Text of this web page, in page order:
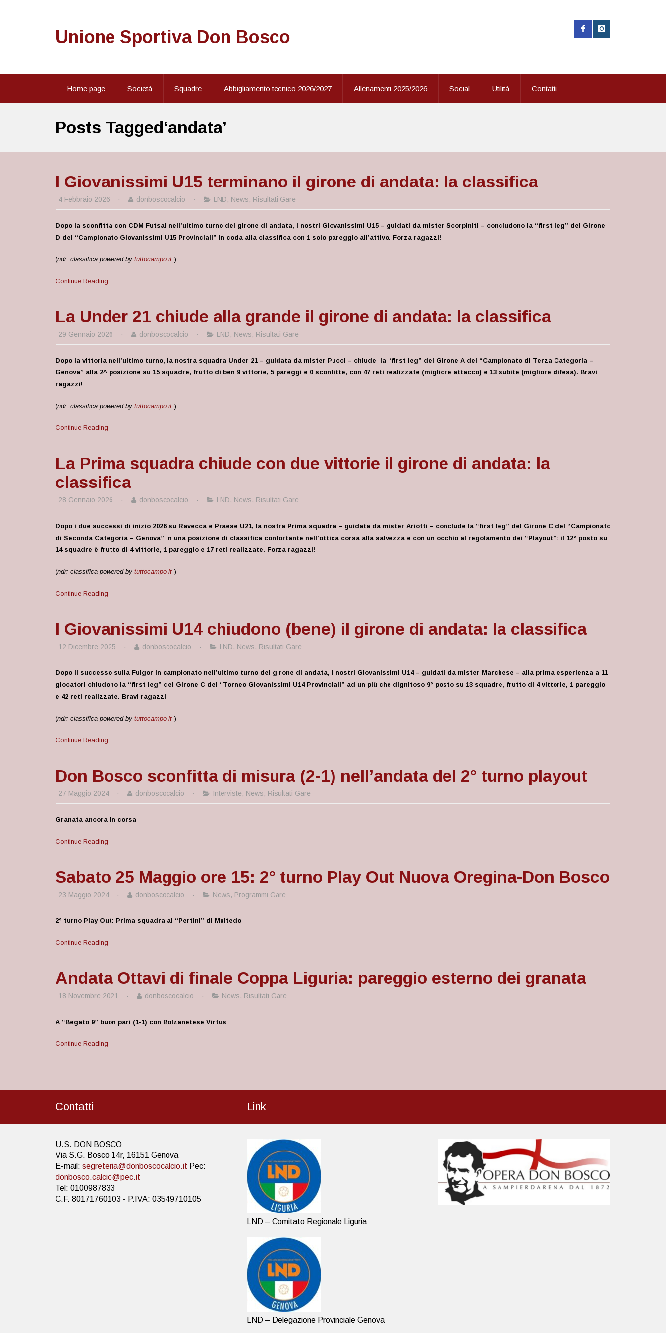
Unione Sportiva Don Bosco
Home page Società Squadre Abbigliamento tecnico 2026/2027 Allenamenti 2025/2026 Social Utilità Contatti
Posts Tagged‘andata’
I Giovanissimi U15 terminano il girone di andata: la classifica
4 Febbraio 2026 · donboscocalcio · LND, News, Risultati Gare
Dopo la sconfitta con CDM Futsal nell’ultimo turno del girone di andata, i nostri Giovanissimi U15 – guidati da mister Scorpiniti – concludono la “first leg” del Girone
D del “Campionato Giovanissimi U15 Provinciali” in coda alla classifica con 1 solo pareggio all’attivo. Forza ragazzi!
(ndr: classifica powered by tuttocampo.it )
Continue Reading
La Under 21 chiude alla grande il girone di andata: la classifica
29 Gennaio 2026 · donboscocalcio · LND, News, Risultati Gare
Dopo la vittoria nell’ultimo turno, la nostra squadra Under 21 – guidata da mister Pucci – chiude la “first leg” del Girone A del “Campionato di Terza Categoria –
Genova” alla 2^ posizione su 15 squadre, frutto di ben 9 vittorie, 5 pareggi e 0 sconfitte, con 47 reti realizzate (migliore attacco) e 13 subite (migliore difesa). Bravi
ragazzi!
(ndr: classifica powered by tuttocampo.it )
Continue Reading
La Prima squadra chiude con due vittorie il girone di andata: la
classifica
28 Gennaio 2026 · donboscocalcio · LND, News, Risultati Gare
Dopo i due successi di inizio 2026 su Ravecca e Praese U21, la nostra Prima squadra – guidata da mister Ariotti – conclude la “first leg” del Girone C del “Campionato
di Seconda Categoria – Genova” in una posizione di classifica confortante nell’ottica corsa alla salvezza e con un occhio al regolamento dei “Playout”: il 12° posto su
14 squadre è frutto di 4 vittorie, 1 pareggio e 17 reti realizzate. Forza ragazzi!
(ndr: classifica powered by tuttocampo.it )
Continue Reading
I Giovanissimi U14 chiudono (bene) il girone di andata: la classifica
12 Dicembre 2025 · donboscocalcio · LND, News, Risultati Gare
Dopo il successo sulla Fulgor in campionato nell’ultimo turno del girone di andata, i nostri Giovanissimi U14 – guidati da mister Marchese – alla prima esperienza a 11
giocatori chiudono la “first leg” del Girone C del “Torneo Giovanissimi U14 Provinciali” ad un più che dignitoso 9° posto su 13 squadre, frutto di 4 vittorie, 1 pareggio
e 42 reti realizzate. Bravi ragazzi!
(ndr: classifica powered by tuttocampo.it )
Continue Reading
Don Bosco sconfitta di misura (2-1) nell’andata del 2° turno playout
27 Maggio 2024 · donboscocalcio · Interviste, News, Risultati Gare
Granata ancora in corsa
Continue Reading
Sabato 25 Maggio ore 15: 2° turno Play Out Nuova Oregina-Don Bosco
23 Maggio 2024 · donboscocalcio · News, Programmi Gare
2° turno Play Out: Prima squadra al “Pertini” di Multedo
Continue Reading
Andata Ottavi di finale Coppa Liguria: pareggio esterno dei granata
18 Novembre 2021 · donboscocalcio · News, Risultati Gare
A “Begato 9” buon pari (1-1) con Bolzanetese Virtus
Continue Reading
Contatti
U.S. DON BOSCO
Via S.G. Bosco 14r, 16151 Genova
E-mail: segreteria@donboscocalcio.it Pec:
donbosco.calcio@pec.it
Tel: 0100987833
C.F. 80171760103 - P.IVA: 03549710105
Link
LND – Comitato Regionale Liguria
LND – Delegazione Provinciale Genova